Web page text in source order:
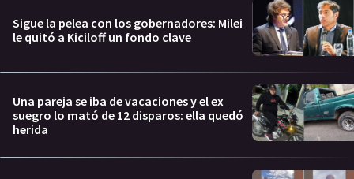
Sigue la pelea con los gobernadores: Milei
le quitó a Kiciloff un fondo clave
Una pareja se iba de vacaciones y el ex
suegro lo mató de 12 disparos: ella quedó
herida